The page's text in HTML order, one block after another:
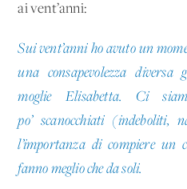
ai vent’anni:
Sui vent’anni ho avuto un
una consapevolezza diversa
moglie Elisabetta. Ci
po’ scanocchiati (indeboliti,
l’importanza di compiere un
fanno meglio che da soli.